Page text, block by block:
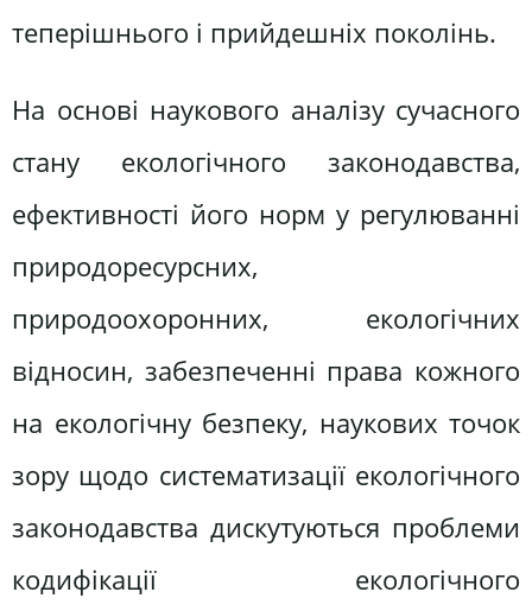
теперішнього і прийдешніх поколінь.
На основі наукового аналізу сучасного
стану екологічного законодавства,
ефективності його норм у регулюванні
природоресурсних,
природоохоронних, екологічних
відносин, забезпеченні права кожного
на екологічну безпеку, наукових точок
зору щодо систематизації екологічного
законодавства дискутуються проблеми
кодифікації екологічного